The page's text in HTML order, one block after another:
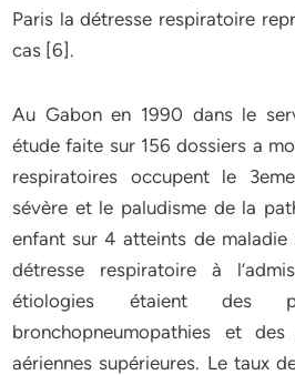
Paris la détresse respiratoire
cas [6].
Au Gabon en 1990 dans le
étude faite sur 156 dossiers a
respiratoires occupent le
sévère et le paludisme de la
enfant sur 4 atteints de
détresse respiratoire à
étiologies étaient des
bronchopneumopathies et
aériennes supérieures. Le taux